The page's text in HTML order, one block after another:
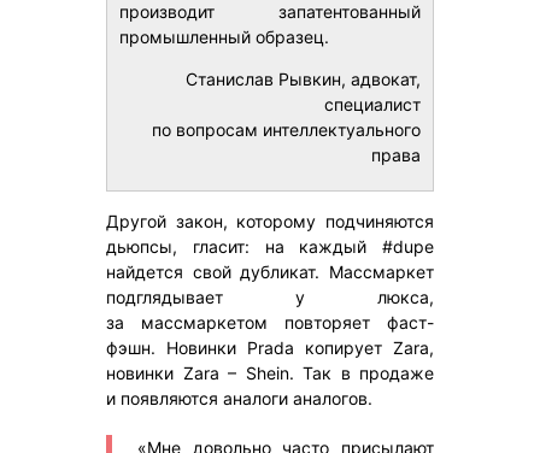
производит запатентованный
промышленный образец.
Станислав Рывкин, адвокат,
специалист
по вопросам интеллектуального
права
Другой закон, которому подчиняются
дьюпсы, гласит: на каждый #dupe
найдется свой дубликат. Массмаркет
подглядывает у люкса,
за массмаркетом повторяет фаст-
фэшн. Новинки Prada копирует Zara,
новинки Zara – Shein. Так в продаже
и появляются аналоги аналогов.
«Мне довольно часто присылают